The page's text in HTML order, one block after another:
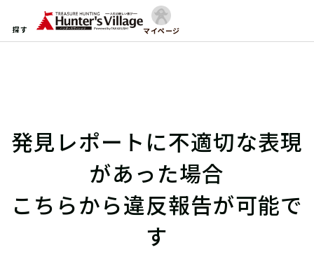
探す マイページ
発見レポートに不適切な表現
があった場合
こちらから違反報告が可能で
す